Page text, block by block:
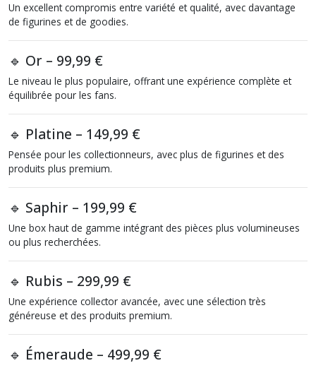
Un excellent compromis entre variété et qualité, avec davantage
de figurines et de goodies.
🔹 Or – 99,99 €
Le niveau le plus populaire, offrant une expérience complète et
équilibrée pour les fans.
🔹 Platine – 149,99 €
Pensée pour les collectionneurs, avec plus de figurines et des
produits plus premium.
🔹 Saphir – 199,99 €
Une box haut de gamme intégrant des pièces plus volumineuses
ou plus recherchées.
🔹 Rubis – 299,99 €
Une expérience collector avancée, avec une sélection très
généreuse et des produits premium.
🔹 Émeraude – 499,99 €